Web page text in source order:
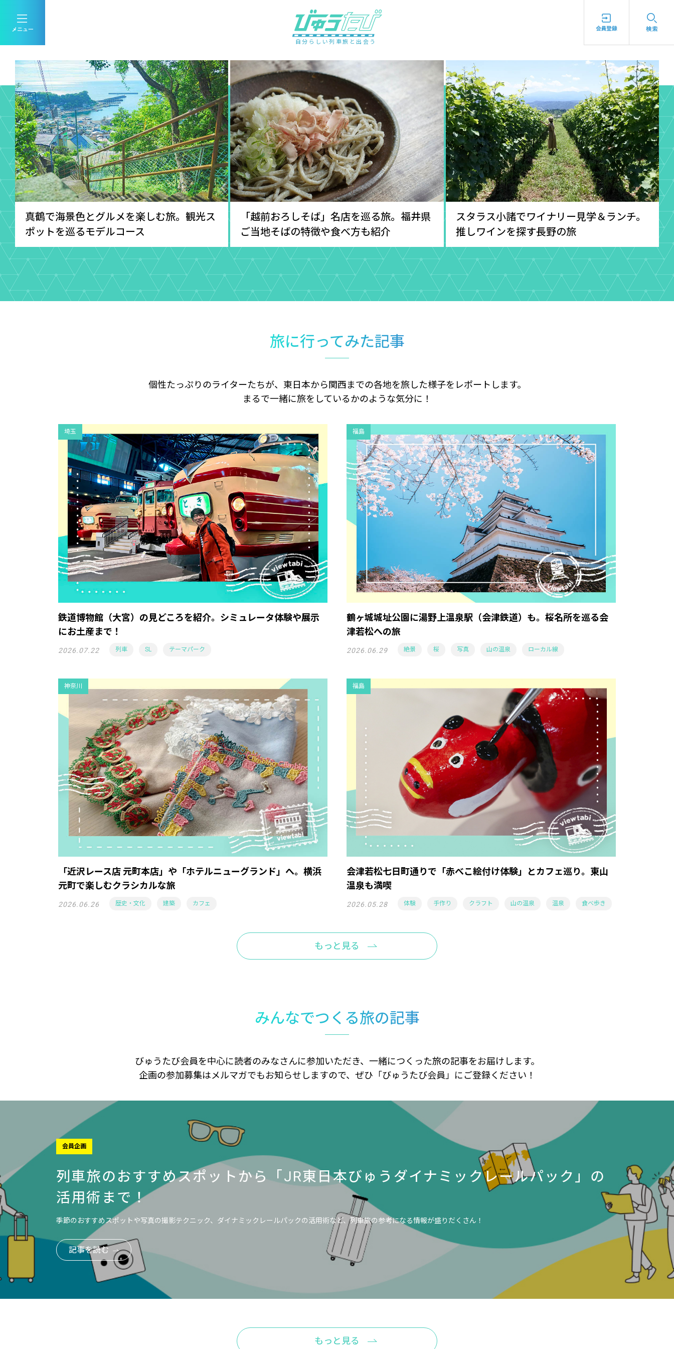
自分らしい列車旅と出会う
真鶴で海景色とグルメを楽しむ旅。観光ス
ポットを巡るモデルコース
「越前おろしそば」名店を巡る旅。福井県
ご当地そばの特徴や食べ方も紹介
スタラス小諸でワイナリー見学＆ランチ。
推しワインを探す長野の旅
旅に行ってみた記事
個性たっぷりのライターたちが、東日本から関西までの各地を旅した様子をレポートします。
まるで一緒に旅をしているかのような気分に！
埼玉
鉄道博物館（大宮）の見どころを紹介。シミュレータ体験や展示
にお土産まで！
2026.07.22 列車 SL テーマパーク
福島
鶴ヶ城城址公園に湯野上温泉駅（会津鉄道）も。桜名所を巡る会
津若松への旅
2026.06.29 絶景 桜 写真 山の温泉 ローカル線
神奈川
「近沢レース店 元町本店」や「ホテルニューグランド」へ。横浜
元町で楽しむクラシカルな旅
2026.06.26 歴史・文化 建築 カフェ
福島
会津若松七日町通りで「赤べこ絵付け体験」とカフェ巡り。東山
温泉も満喫
2026.05.28 体験 手作り クラフト 山の温泉 温泉 食べ歩き
もっと見る
みんなでつくる旅の記事
びゅうたび会員を中心に読者のみなさんに参加いただき、一緒につくった旅の記事をお届けします。
企画の参加募集はメルマガでもお知らせしますので、ぜひ「びゅうたび会員」にご登録ください！
会員企画
列車旅のおすすめスポットから「JR東日本びゅうダイナミックレールパック」の
活用術まで！
季節のおすすめスポットや写真の撮影テクニック、ダイナミックレールパックの活用術など、列車旅の参考になる情報が盛りだくさん！
記事を読む
もっと見る